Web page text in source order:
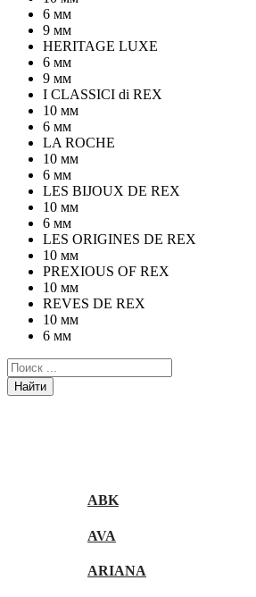
6 мм
9 мм
HERITAGE LUXE
6 мм
9 мм
I CLASSICI di REX
10 мм
6 мм
LA ROCHE
10 мм
6 мм
LES BIJOUX DE REX
10 мм
6 мм
LES ORIGINES DE REX
10 мм
PREXIOUS OF REX
10 мм
REVES DE REX
10 мм
6 мм
Найти
ABK
AVA
ARIANA